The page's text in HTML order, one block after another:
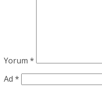
Yorum *
Ad *